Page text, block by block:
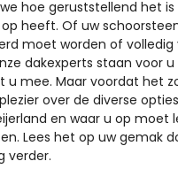
hoe geruststellend het is
heeft. Of uw
moet worden of
dakexperts staan voor
u mee. Maar voordat het
over de diverse
en waar u op moet
Lees het op uw gemak
verder.